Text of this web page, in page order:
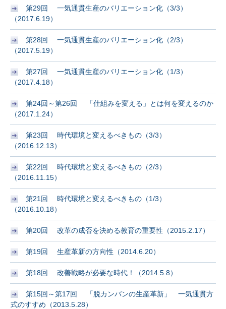
第29回 一気通貫生産のバリエーション化（3/3）
（2017.6.19）
第28回 一気通貫生産のバリエーション化（2/3）
（2017.5.19）
第27回 一気通貫生産のバリエーション化（1/3）
（2017.4.18）
第24回～第26回 「仕組みを変える」とは何を変えるのか
（2017.1.24）
第23回 時代環境と変えるべきもの（3/3）
（2016.12.13）
第22回 時代環境と変えるべきもの（2/3）
（2016.11.15）
第21回 時代環境と変えるべきもの（1/3）
（2016.10.18）
第20回 改革の成否を決める教育の重要性（2015.2.17）
第19回 生産革新の方向性（2014.6.20）
第18回 改善戦略が必要な時代！（2014.5.8）
第15回～第17回 「脱カンバンの生産革新」 一気通貫方
式のすすめ（2013.5.28）